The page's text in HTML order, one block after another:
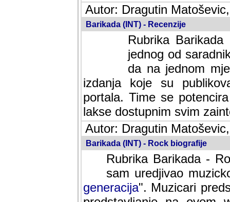
Autor: Dragutin
Barikada (INT) - Recenzije
Rubrika
jednog od
da na jednom
izdanja koje su
portala. Time se
lakse dostupnim svim
Autor: Dragutin
Barikada (INT) - Rock biografije
Rubrika Barikada -
sam uredjivao
generacija". Muzicari